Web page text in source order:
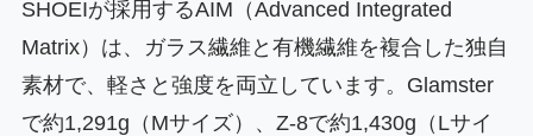
SHOEIが採用するAIM（Advanced Integrated
Matrix）は、ガラス繊維と有機繊維を複合した独自
素材で、軽さと強度を両立しています。Glamster
で約1,291g（Mサイズ）、Z-8で約1,430g（Lサイ